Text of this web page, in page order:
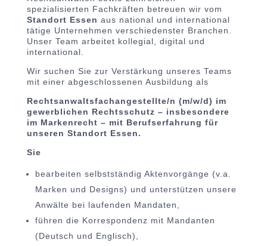
spezialisierten Fachkräften betreuen wir vom
Standort Essen aus national und international
tätige Unternehmen verschiedenster Branchen.
Unser Team arbeitet kollegial, digital und
international.
Wir suchen Sie zur Verstärkung unseres Teams
mit einer abgeschlossenen Ausbildung als
Rechtsanwaltsfachangestellte/n (m/w/d) im
gewerblichen Rechtsschutz – insbesondere
im Markenrecht – mit Berufserfahrung für
unseren Standort Essen.
Sie
bearbeiten selbstständig Aktenvorgänge (v.a.
Marken und Designs) und unterstützen unsere
Anwälte bei laufenden Mandaten,
führen die Korrespondenz mit Mandanten
(Deutsch und Englisch),